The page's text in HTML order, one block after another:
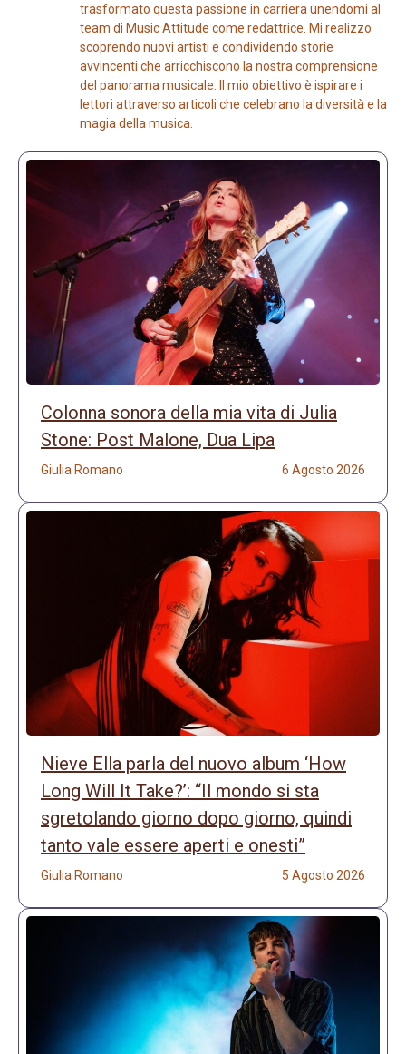
trasformato questa passione in carriera unendomi al
team di Music Attitude come redattrice. Mi realizzo
scoprendo nuovi artisti e condividendo storie
avvincenti che arricchiscono la nostra comprensione
del panorama musicale. Il mio obiettivo è ispirare i
lettori attraverso articoli che celebrano la diversità e la
magia della musica.
Colonna sonora della mia vita di Julia
Stone: Post Malone, Dua Lipa
Giulia Romano 6 Agosto 2026
Nieve Ella parla del nuovo album ‘How
Long Will It Take?’: “Il mondo si sta
sgretolando giorno dopo giorno, quindi
tanto vale essere aperti e onesti”
Giulia Romano 5 Agosto 2026